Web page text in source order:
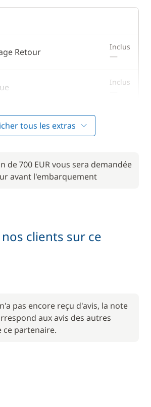
Retour Inclus
—
Inclus
—
200,00 €
tous les extras
de 700 EUR vous sera demandée
avant l'embarquement
nos clients sur ce
pas encore reçu d'avis, la note
aux avis des autres
ce partenaire.